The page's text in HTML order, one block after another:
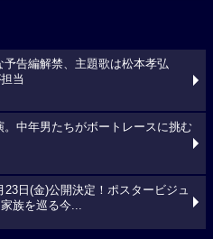
予告編解禁、主題歌は松本孝弘
当
。中年男たちがボートレースに挑む
23日(金)公開決定！ポスタービジュ
族を巡る今...